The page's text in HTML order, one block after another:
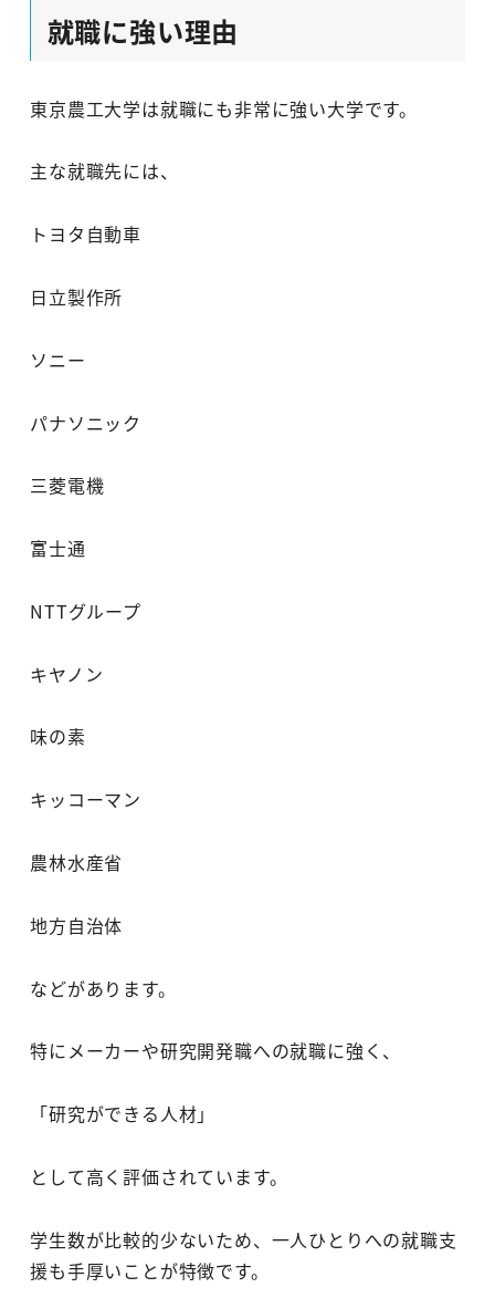
就職に強い理由
東京農工大学は就職にも非常に強い大学です。
主な就職先には、
トヨタ自動車
日立製作所
ソニー
パナソニック
三菱電機
富士通
NTTグループ
キヤノン
味の素
キッコーマン
農林水産省
地方自治体
などがあります。
特にメーカーや研究開発職への就職に強く、
「研究ができる人材」
として高く評価されています。
学生数が比較的少ないため、一人ひとりへの就職支
援も手厚いことが特徴です。